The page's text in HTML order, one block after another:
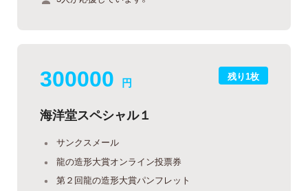
残り1枚
300000 円
海洋堂スペシャル１
サンクスメール
龍の造形大賞オンライン投票券
第２回龍の造形大賞パンフレット